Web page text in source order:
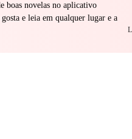
boas novelas no aplicativo
e leia em qualquer lugar e a